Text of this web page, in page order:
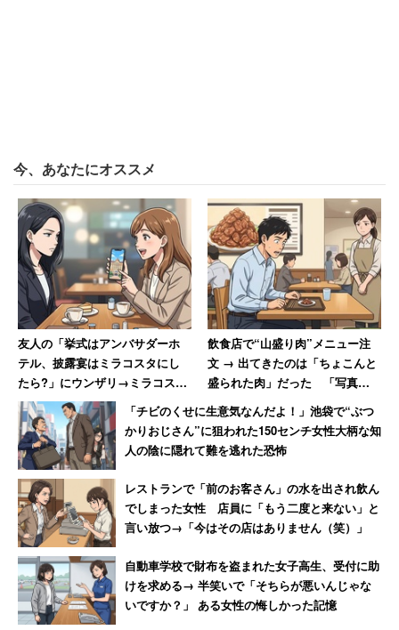
結局、女性が往復の運転をする羽目になったという。姑か
ら受けたさらなる嫌がらせを綴る。
「それは私が着ているものを品定めしていた時で
す。義母から『それ買ったの？うちの子のお給料
で？』と嫌味を言われました。私が『自分のお金で
買ったんですけど』と言い返したら、義母は『ふー
ん』とだけ」
女性は「私だって働いています。失礼ですが夫より高給取
りです。運転まで押し付け、嫌味の嵐ですか？本当に腹が
立ちます。義実家の人たちは嫁を、人を人とも思わないよ
うです」と怒りを爆発させている。
※キャリコネニュースでは引き続き「義実家への帰省で憂
鬱なこと」や「前世の記憶、ありますか？」に関するアン
今、あなたにオススメ
友人の「挙式はアンバサダーホ
テル、披露宴はミラコスタにし
たら?」にウンザリ→ミラコスタ
で挙式も「呼んでません」と絶
縁した女性
飲食店で“山盛り肉”メニュー注
文 → 出てきたのは「ちょこんと
盛られた肉」だった 「写真通
りに盛って下さい」と猛抗議し
た30代男性
「チビのくせに生意気なんだよ！」池袋で“ぶつ
かりおじさん”に狙われた150センチ女性大柄な知
人の陰に隠れて難を逃れた恐怖
レストランで「前のお客さん」の水を出され飲ん
でしまった女性 店員に「もう二度と来ない」と
言い放つ→「今はその店はありません（笑）」
自動車学校で財布を盗まれた女子高生、受付に助
けを求める→ 半笑いで「そちらが悪いんじゃな
いですか？」 ある女性の悔しかった記憶